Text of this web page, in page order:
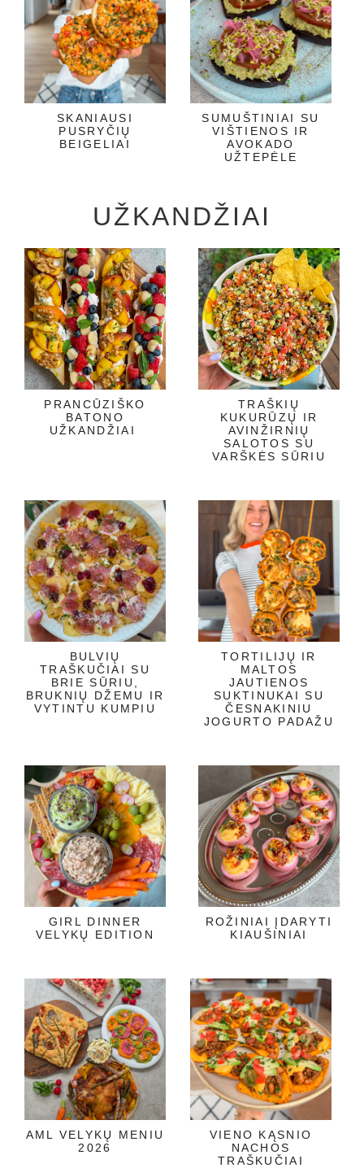
SKANIAUSI
PUSRYČIŲ
BEIGELIAI
SUMUŠTINIAI SU
VIŠTIENOS IR
AVOKADO
UŽTEPĖLE
UŽKANDŽIAI
PRANCŪZIŠKO
BATONO
UŽKANDŽIAI
TRAŠKIŲ
KUKURŪZŲ IR
AVINŽIRNIŲ
SALOTOS SU
VARŠKĖS SŪRIU
BULVIŲ
TRAŠKUČIAI SU
BRIE SŪRIU,
BRUKNIŲ DŽEMU IR
VYTINTU KUMPIU
TORTILIJŲ IR
MALTOS
JAUTIENOS
SUKTINUKAI SU
ČESNAKINIU
JOGURTO PADAŽU
GIRL DINNER
VELYKŲ EDITION
ROŽINIAI ĮDARYTI
KIAUŠINIAI
AML VELYKŲ MENIU
2026
VIENO KĄSNIO
NACHOS
TRAŠKUČIAI